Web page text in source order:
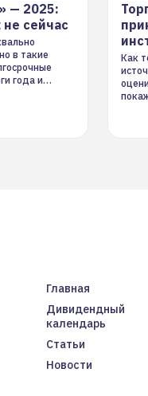
— 2025:
не сейчас
в такие
года и
Как
Главная
Дивидендный
календарь
Статьи
Новости